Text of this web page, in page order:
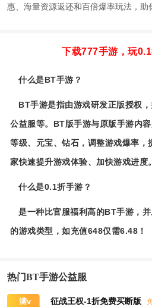
惠、海量资源返还和百倍爆率玩法，助
下载777手游，玩
什么是BT手游？
BT手游是指由游戏研发正版授权，
公益服等。BT版手游与原版手游内
等级、元宝、钻石，调整游戏爆率，
家快速提升游戏体验、加快游戏进度。
什么是0.1折手游？
是一种比官服福利高的BT手游，
的游戏类型，如充值648仅需6.48！
热门BT手游公益服
满v 征战王权-1折免费买断版